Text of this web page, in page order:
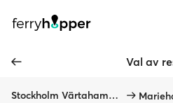
Val av
Stockholm Värtahamnen